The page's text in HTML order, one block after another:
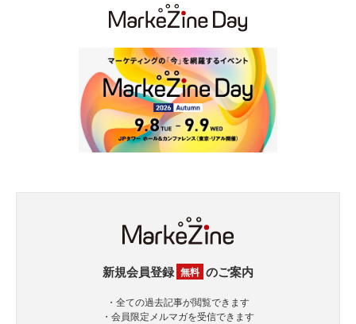
新規会員登録 無料 のご案内
・全ての過去記事が閲覧できます
・会員限定メルマガを受信できます